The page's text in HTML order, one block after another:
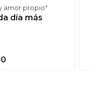
amor propio"
día más